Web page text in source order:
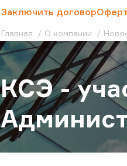
Заключить договор
Главная О компании
КСЭ -